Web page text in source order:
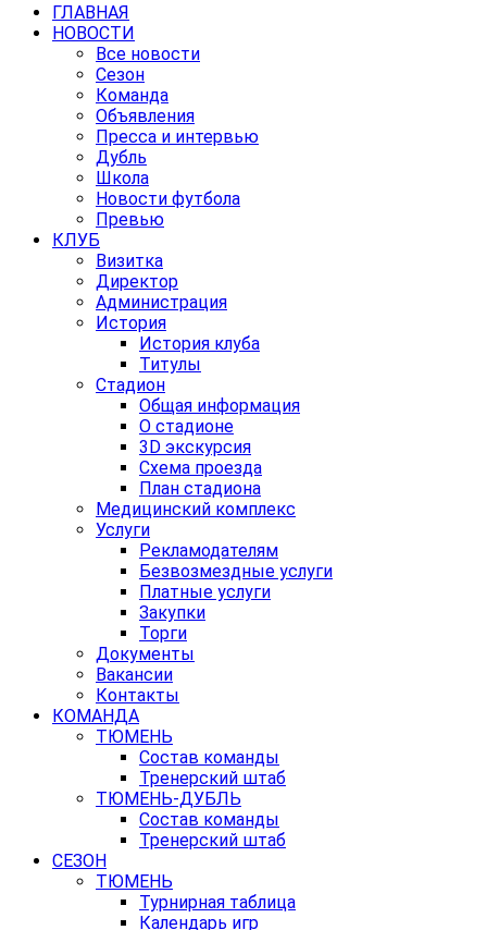
ГЛАВНАЯ
НОВОСТИ
Все новости
Сезон
Команда
Объявления
Пресса и интервью
Дубль
Школа
Новости футбола
Превью
КЛУБ
Визитка
Директор
Администрация
История
История клуба
Титулы
Стадион
Общая информация
О стадионе
3D экскурсия
Схема проезда
План стадиона
Медицинский комплекс
Услуги
Рекламодателям
Безвозмездные услуги
Платные услуги
Закупки
Торги
Документы
Вакансии
Контакты
КОМАНДА
ТЮМЕНЬ
Состав команды
Тренерский штаб
ТЮМЕНЬ-ДУБЛЬ
Состав команды
Тренерский штаб
СЕЗОН
ТЮМЕНЬ
Турнирная таблица
Календарь игр